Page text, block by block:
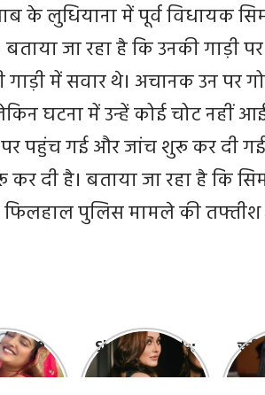
के लुधियाना में पूर्व विधायक
जा रहा है कि उनकी गाड़ी
में सवार थे। अचानक उन पर
घटना में उन्हें कोई चोट नहीं
पहुंच गई और जांच शुरू कर दी
दी है। बताया जा रहा है कि
फिलहाल पुलिस मामले की तफ्तीश
की ये 10
हैं सबसे
Shefali Jariwala:
‘कांटा लगा गर्ल’ की
सनी
10